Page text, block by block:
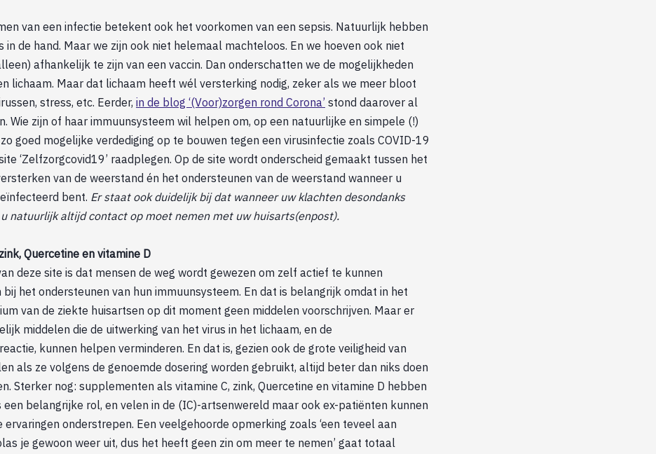
van een infectie betekent ook het voorkomen van een sepsis. Natuurlijk hebben
in de hand. Maar we zijn ook niet helemaal machteloos. En we hoeven ook niet
afhankelijk te zijn van een vaccin. Dan onderschatten we de mogelijkheden
lichaam. Maar dat lichaam heeft wél versterking nodig, zeker als we meer bloot
stress, etc. Eerder, in de blog ‘(Voor)zorgen rond Corona’ stond daarover al
Wie zijn of haar immuunsysteem wil helpen om, op een natuurlijke en simpele (!)
goed mogelijke verdediging op te bouwen tegen een virusinfectie zoals COVID-19
‘Zelfzorgcovid19’ raadplegen. Op de site wordt onderscheid gemaakt tussen het
van de weerstand én het ondersteunen van de weerstand wanneer u
bent. Er staat ook duidelijk bij dat wanneer uw klachten desondanks
natuurlijk altijd contact op moet nemen met uw huisarts(enpost).
Quercetine en vitamine D
deze site is dat mensen de weg wordt gewezen om zelf actief te kunnen
het ondersteunen van hun immuunsysteem. En dat is belangrijk omdat in het
van de ziekte huisartsen op dit moment geen middelen voorschrijven. Maar er
middelen die de uitwerking van het virus in het lichaam, en de
kunnen helpen verminderen. En dat is, gezien ook de grote veiligheid van
als ze volgens de genoemde dosering worden gebruikt, altijd beter dan niks doen
Sterker nog: supplementen als vitamine C, zink, Quercetine en vitamine D hebben
een belangrijke rol, en velen in de (IC)-artsenwereld maar ook ex-patiënten kunnen
ervaringen onderstrepen. Een veelgehoorde opmerking zoals ‘een teveel aan
je gewoon weer uit, dus het heeft geen zin om meer te nemen’ gaat totaal